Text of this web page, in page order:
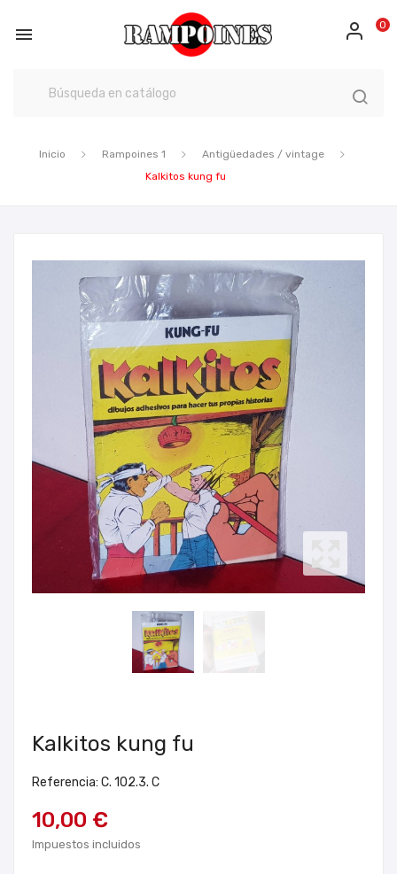
 0
Inicio Rampoines 1
Antigüedades / vintage
Kalkitos kung fu
Kalkitos kung fu
Referencia: C. 102.3. C
10,00 €
Impuestos incluidos